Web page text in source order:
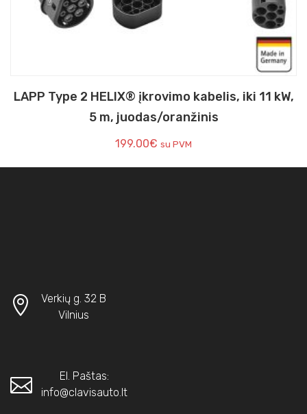
LAPP Type 2 HELIX® įkrovimo kabelis, iki 11 kW,
5 m, juodas/oranžinis
199.00€ su PVM
Verkių g. 32 B
Vilnius
El. Paštas:
info@clavisauto.lt